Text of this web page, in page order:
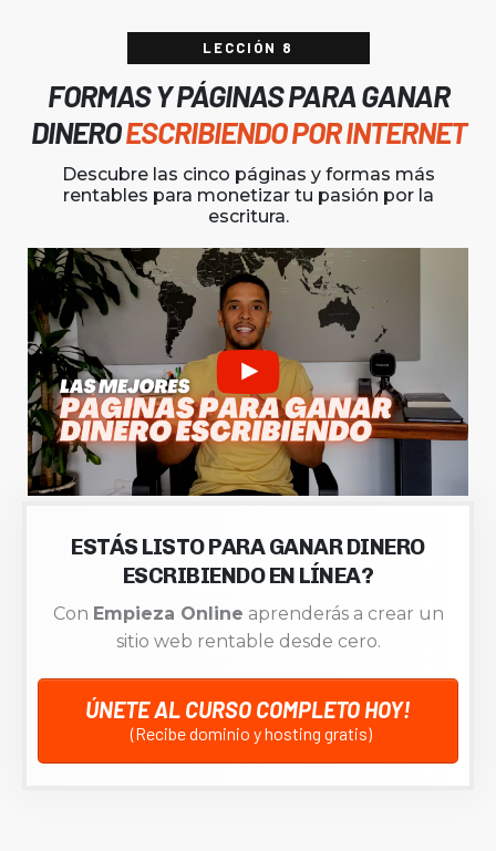
LECCIÓN 8
FORMAS Y PÁGINAS PARA GANAR
DINEROESCRIBIENDO POR INTERNET
Descubre las cinco páginas y formas más
rentables para monetizar tu pasión por la
escritura.
ESTÁS LISTO PARA GANAR DINERO
ESCRIBIENDO EN LÍNEA?
Con Empieza Online aprenderás a crear un
sitio web rentable desde cero.
ÚNETE AL CURSO COMPLETO HOY!
(Recibe dominio y hosting gratis)